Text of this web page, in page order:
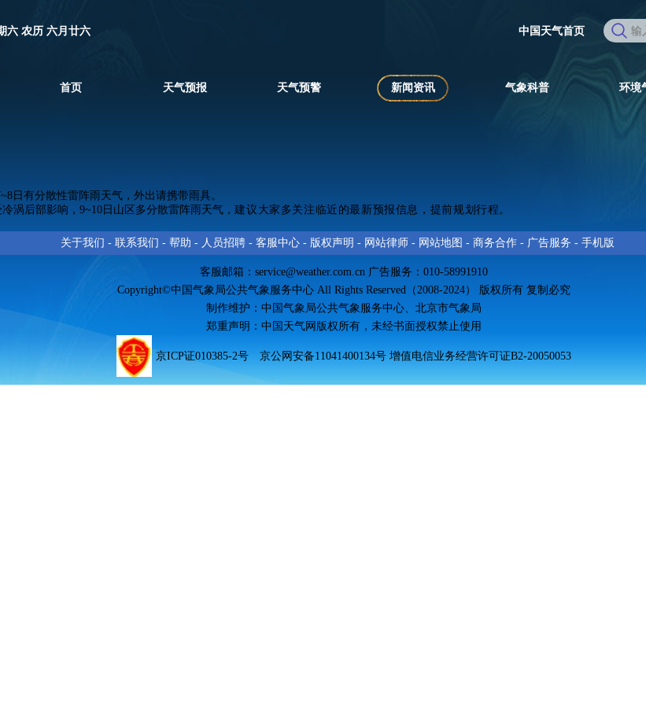
六 农历 六月廿六 中国天气首页
首页 天气预报 天气预警 新闻资讯 气象科普 环境
日有分散性雷阵雨天气，外出请携带雨具。
冷涡后部影响，9~10日山区多分散雷阵雨天气，建议大家多关注临近的最新预报信息，提前规划行程。
关于我们 - 联系我们 - 帮助 - 人员招聘 - 客服中心 - 版权声明 - 网站律师 - 网站地图 - 商务合作 - 广告服务 - 手机版
客服邮箱： service@weather.com.cn 广告服务：010-58991910
Copyright©中国气象局公共气象服务中心 All Rights Reserved（2008-2024） 版权所有 复制必究
制作维护：中国气象局公共气象服务中心、北京市气象局
郑重声明：中国天气网 版权所有 ，未经书面授权禁止使用
京ICP证010385-2号 京公网安备11041400134号 增值电信业务经营许可证B2-20050053